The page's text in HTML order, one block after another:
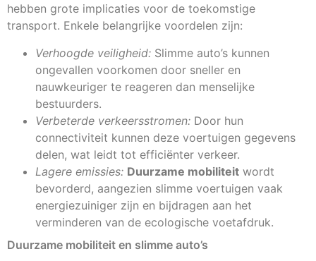
hebben grote implicaties voor de toekomstige
transport. Enkele belangrijke voordelen zijn:
Verhoogde veiligheid: Slimme auto’s kunnen
ongevallen voorkomen door sneller en
nauwkeuriger te reageren dan menselijke
bestuurders.
Verbeterde verkeersstromen: Door hun
connectiviteit kunnen deze voertuigen gegevens
delen, wat leidt tot efficiënter verkeer.
Lagere emissies: Duurzame mobiliteit wordt
bevorderd, aangezien slimme voertuigen vaak
energiezuiniger zijn en bijdragen aan het
verminderen van de ecologische voetafdruk.
Duurzame mobiliteit en slimme auto’s